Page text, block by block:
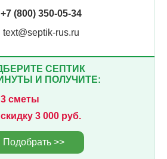
+7 (800) 350-05-34
text@septik-rus.ru
СЕПТИК
И ПОЛУЧИТЕ:
3 сметы
скидку 3 000 руб.
Подобрать >>